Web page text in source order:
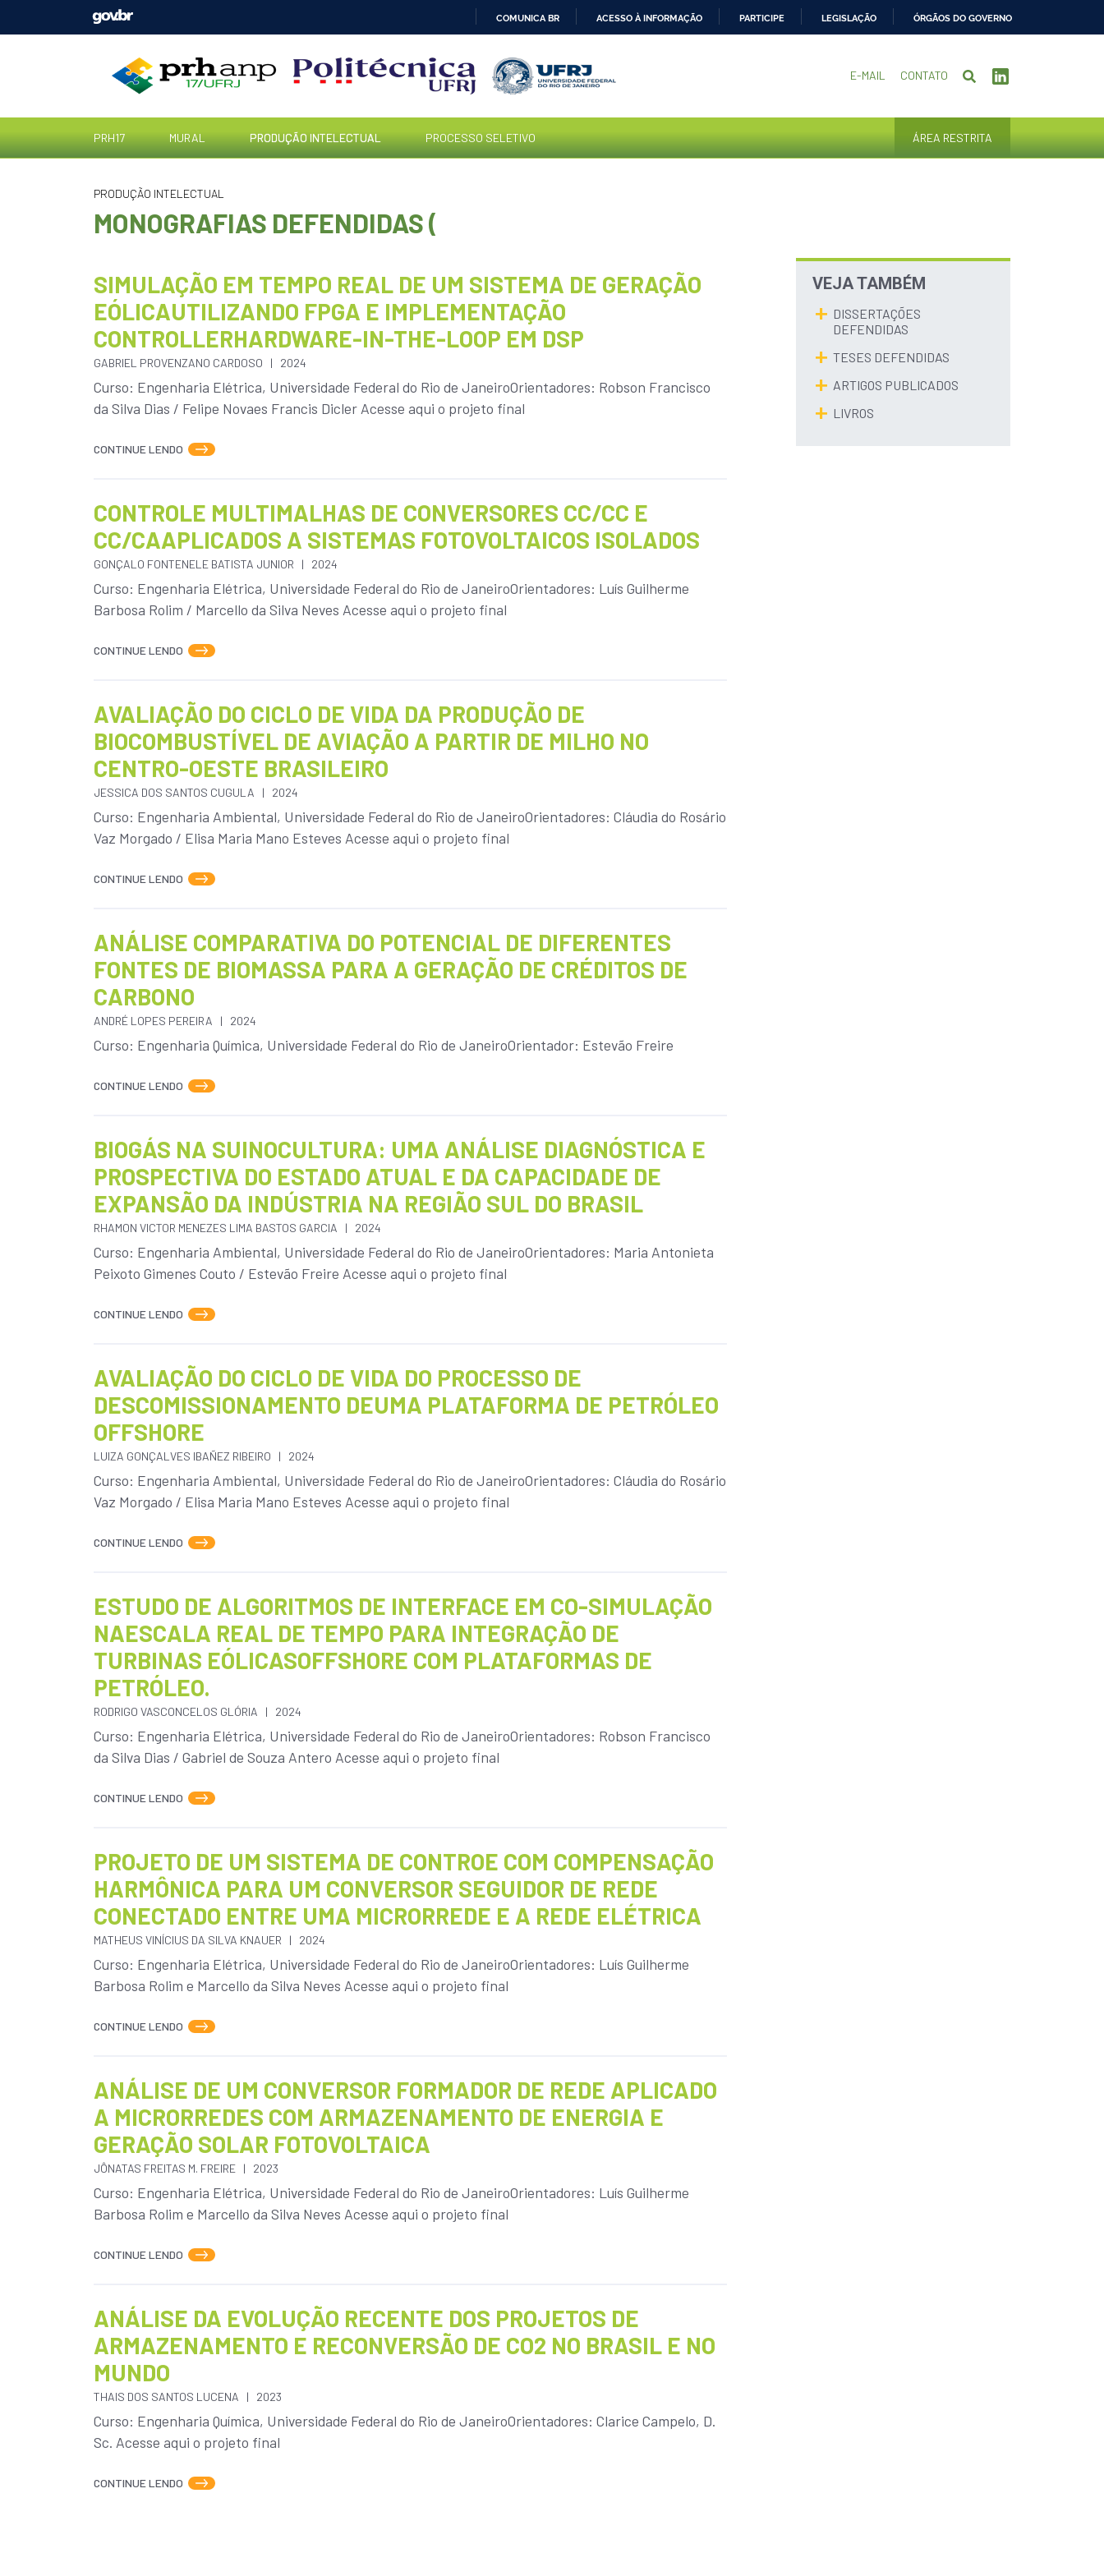
PARA
O
COMUNICA BR ACESSO À INFORMAÇÃO PARTICIPE LEGISLAÇÃO ÓRGÃOS DO GOVERNO
E-MAIL CONTATO
PRH17 MURAL PRODUÇÃO INTELECTUAL PROCESSO SELETIVO ÁREA RESTRITA
PRODUÇÃO INTELECTUAL
MONOGRAFIAS DEFENDIDAS (
SIMULAÇÃO EM TEMPO REAL DE UM SISTEMA DE GERAÇÃO
EÓLICAUTILIZANDO FPGA E IMPLEMENTAÇÃO
CONTROLLERHARDWARE-IN-THE-LOOP EM DSP
GABRIEL PROVENZANO CARDOSO 2024
Curso: Engenharia Elétrica, Universidade Federal do Rio de JaneiroOrientadores: Robson Francisco
da Silva Dias / Felipe Novaes Francis Dicler Acesse aqui o projeto final
CONTINUE LENDO
CONTROLE MULTIMALHAS DE CONVERSORES CC/CC E
CC/CAAPLICADOS A SISTEMAS FOTOVOLTAICOS ISOLADOS
GONÇALO FONTENELE BATISTA JUNIOR 2024
Curso: Engenharia Elétrica, Universidade Federal do Rio de JaneiroOrientadores: Luís Guilherme
Barbosa Rolim / Marcello da Silva Neves Acesse aqui o projeto final
CONTINUE LENDO
AVALIAÇÃO DO CICLO DE VIDA DA PRODUÇÃO DE
BIOCOMBUSTÍVEL DE AVIAÇÃO A PARTIR DE MILHO NO
CENTRO-OESTE BRASILEIRO
JESSICA DOS SANTOS CUGULA 2024
Curso: Engenharia Ambiental, Universidade Federal do Rio de JaneiroOrientadores: Cláudia do Rosário
Vaz Morgado / Elisa Maria Mano Esteves Acesse aqui o projeto final
CONTINUE LENDO
ANÁLISE COMPARATIVA DO POTENCIAL DE DIFERENTES
FONTES DE BIOMASSA PARA A GERAÇÃO DE CRÉDITOS DE
CARBONO
ANDRÉ LOPES PEREIRA 2024
Curso: Engenharia Química, Universidade Federal do Rio de JaneiroOrientador: Estevão Freire
CONTINUE LENDO
BIOGÁS NA SUINOCULTURA: UMA ANÁLISE DIAGNÓSTICA E
PROSPECTIVA DO ESTADO ATUAL E DA CAPACIDADE DE
EXPANSÃO DA INDÚSTRIA NA REGIÃO SUL DO BRASIL
RHAMON VICTOR MENEZES LIMA BASTOS GARCIA 2024
Curso: Engenharia Ambiental, Universidade Federal do Rio de JaneiroOrientadores: Maria Antonieta
Peixoto Gimenes Couto / Estevão Freire Acesse aqui o projeto final
CONTINUE LENDO
AVALIAÇÃO DO CICLO DE VIDA DO PROCESSO DE
DESCOMISSIONAMENTO DEUMA PLATAFORMA DE PETRÓLEO
OFFSHORE
LUIZA GONÇALVES IBAÑEZ RIBEIRO 2024
Curso: Engenharia Ambiental, Universidade Federal do Rio de JaneiroOrientadores: Cláudia do Rosário
Vaz Morgado / Elisa Maria Mano Esteves Acesse aqui o projeto final
CONTINUE LENDO
ESTUDO DE ALGORITMOS DE INTERFACE EM CO-SIMULAÇÃO
NAESCALA REAL DE TEMPO PARA INTEGRAÇÃO DE
TURBINAS EÓLICASOFFSHORE COM PLATAFORMAS DE
PETRÓLEO.
RODRIGO VASCONCELOS GLÓRIA 2024
Curso: Engenharia Elétrica, Universidade Federal do Rio de JaneiroOrientadores: Robson Francisco
da Silva Dias / Gabriel de Souza Antero Acesse aqui o projeto final
CONTINUE LENDO
PROJETO DE UM SISTEMA DE CONTROE COM COMPENSAÇÃO
HARMÔNICA PARA UM CONVERSOR SEGUIDOR DE REDE
CONECTADO ENTRE UMA MICRORREDE E A REDE ELÉTRICA
MATHEUS VINÍCIUS DA SILVA KNAUER 2024
Curso: Engenharia Elétrica, Universidade Federal do Rio de JaneiroOrientadores: Luís Guilherme
Barbosa Rolim e Marcello da Silva Neves Acesse aqui o projeto final
CONTINUE LENDO
ANÁLISE DE UM CONVERSOR FORMADOR DE REDE APLICADO
A MICRORREDES COM ARMAZENAMENTO DE ENERGIA E
GERAÇÃO SOLAR FOTOVOLTAICA
JÔNATAS FREITAS M. FREIRE 2023
Curso: Engenharia Elétrica, Universidade Federal do Rio de JaneiroOrientadores: Luís Guilherme
Barbosa Rolim e Marcello da Silva Neves Acesse aqui o projeto final
CONTINUE LENDO
ANÁLISE DA EVOLUÇÃO RECENTE DOS PROJETOS DE
ARMAZENAMENTO E RECONVERSÃO DE CO2 NO BRASIL E NO
MUNDO
THAIS DOS SANTOS LUCENA 2023
Curso: Engenharia Química, Universidade Federal do Rio de JaneiroOrientadores: Clarice Campelo, D.
Sc. Acesse aqui o projeto final
CONTINUE LENDO
VEJA TAMBÉM
DISSERTAÇÕES
DEFENDIDAS
TESES DEFENDIDAS
ARTIGOS PUBLICADOS
LIVROS